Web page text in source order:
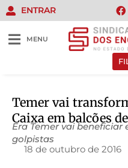
ENTRAR
MENU
Temer vai
Caixa em balcões
Era Temer vai
golpistas
18 de outubro de 2016